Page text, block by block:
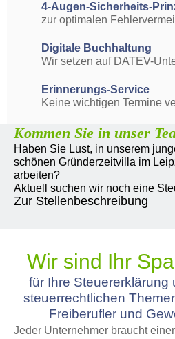
4-Augen-Sicher­heits-
zur optimalen
Digitale Buch­haltung
Wir setzen auf DATEV-
Erinnerungs-Service
Keine wichtigen Termine
Kommen Sie in unser
Haben Sie Lust, in unserem
schönen Gründerzeitvilla im
arbeiten?
Aktuell suchen wir noch eine
Zur Stellenbeschreibung
Wir sind Ihr
für Ihre Steuererklärung
steuerrechtlichen
Freiberufler und
Jeder Unternehmer braucht